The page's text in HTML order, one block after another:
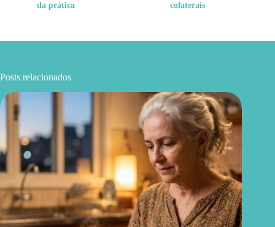
da prática
colaterais
Posts relacionados